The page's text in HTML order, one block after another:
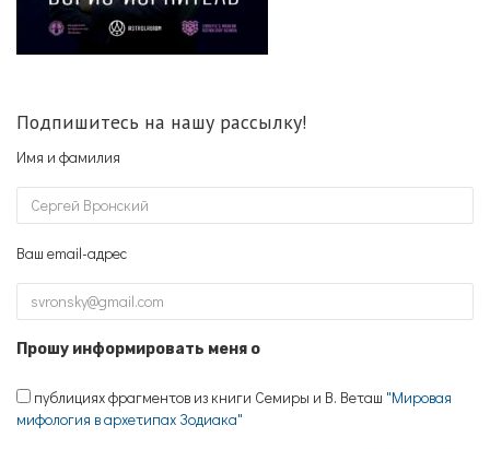
Подпишитесь на нашу рассылку!
Имя и фамилия
Ваш email-адрес
Прошу информировать меня о
публициях фрагментов из книги Семиры и В. Веташ "Мировая
мифология в архетипах Зодиака"